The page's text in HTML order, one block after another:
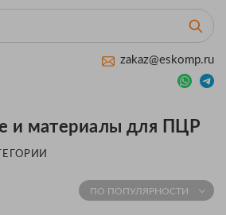
zakaz@eskomp.ru
и материалы для ПЦР
ПО ПОПУЛЯРНОСТИ